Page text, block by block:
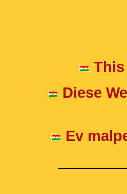
This
Diese
Ev